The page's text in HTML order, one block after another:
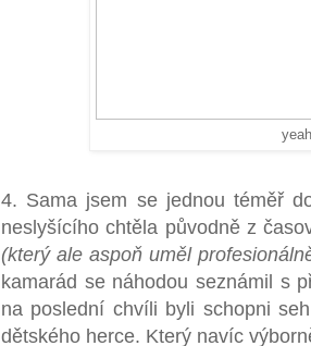
4. Sama jsem se jednou téměř
neslyšícího chtěla původně z
(který ale aspoň uměl
kamarád se náhodou seznámil s
na poslední chvíli byli schopni
dětského herce. Který navíc